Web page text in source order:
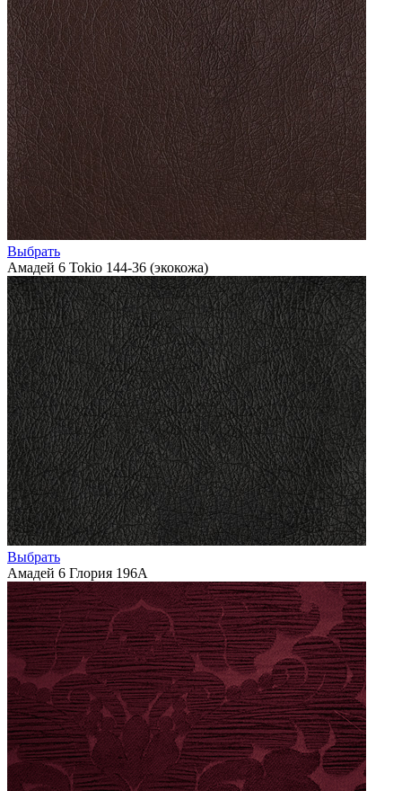
Выбрать
Амадей 6 Tokio 144-36 (экокожа)
Выбрать
Амадей 6 Глория 196А